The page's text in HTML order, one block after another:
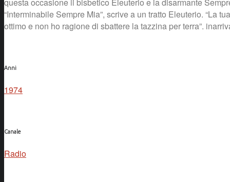
“Interminabile Sempre Mia”, scrive a un tratto Eleuterio. “La
ottimo e non ho ragione di sbattere la tazzina per terra”.
Anni
1974
Canale
Radio